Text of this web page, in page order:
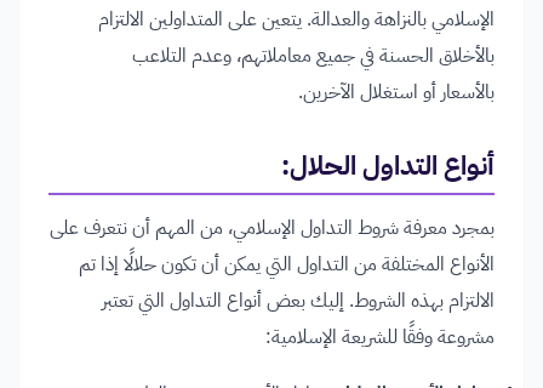
الإسلامي بالنزاهة والعدالة. يتعين على المتداولين الالتزام
بالأخلاق الحسنة في جميع معاملاتهم، وعدم التلاعب
بالأسعار أو استغلال الآخرين.
أنواع التداول الحلال:
بمجرد معرفة شروط التداول الإسلامي، من المهم أن نتعرف على
الأنواع المختلفة من التداول التي يمكن أن تكون حلالًا إذا تم
الالتزام بهذه الشروط. إليك بعض أنواع التداول التي تعتبر
مشروعة وفقًا للشريعة الإسلامية: